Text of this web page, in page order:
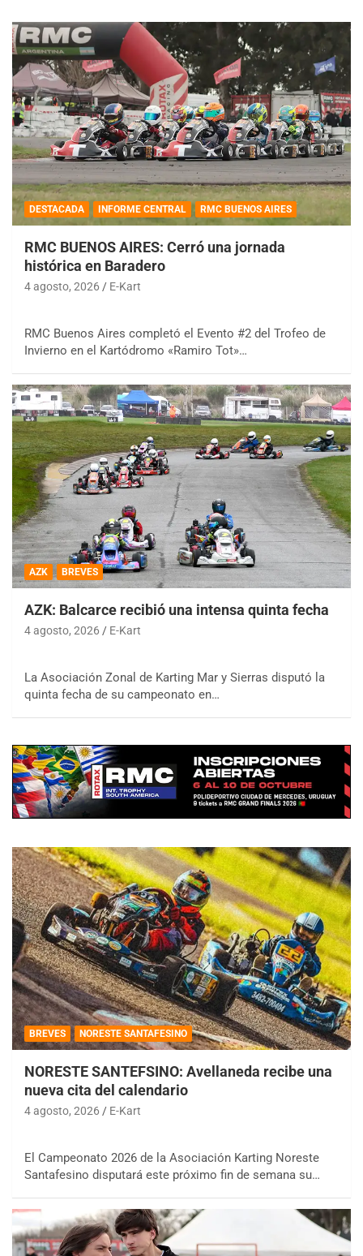
DESTACADA INFORME CENTRAL RMC BUENOS AIRES
RMC BUENOS AIRES: Cerró una jornada
histórica en Baradero
4 agosto, 2026 E-Kart
RMC Buenos Aires completó el Evento #2 del Trofeo de
Invierno en el Kartódromo «Ramiro Tot»…
AZK BREVES
AZK: Balcarce recibió una intensa quinta fecha
4 agosto, 2026 E-Kart
La Asociación Zonal de Karting Mar y Sierras disputó la
quinta fecha de su campeonato en…
BREVES NORESTE SANTAFESINO
NORESTE SANTEFSINO: Avellaneda recibe una
nueva cita del calendario
4 agosto, 2026 E-Kart
El Campeonato 2026 de la Asociación Karting Noreste
Santafesino disputará este próximo fin de semana su…